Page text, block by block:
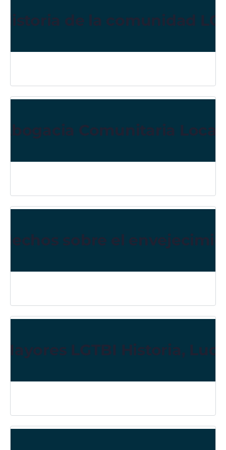
Historia de la comunidad
Abogacia Comunitaria Local
Hechos sobre el
Mayores LGTBI Historia,